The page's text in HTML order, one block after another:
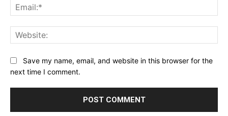
Save my name, email, and website in this browser for the
next time I comment.